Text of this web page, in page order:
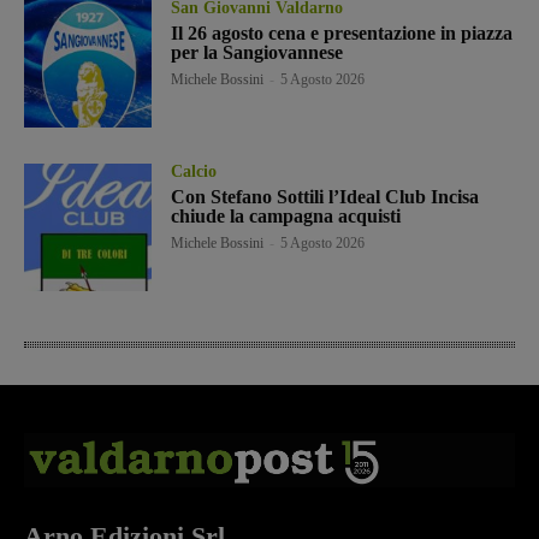
San Giovanni Valdarno
Il 26 agosto cena e presentazione in piazza
per la Sangiovannese
Michele Bossini 5 Agosto 2026
Calcio
Con Stefano Sottili l’Ideal Club Incisa
chiude la campagna acquisti
Michele Bossini 5 Agosto 2026